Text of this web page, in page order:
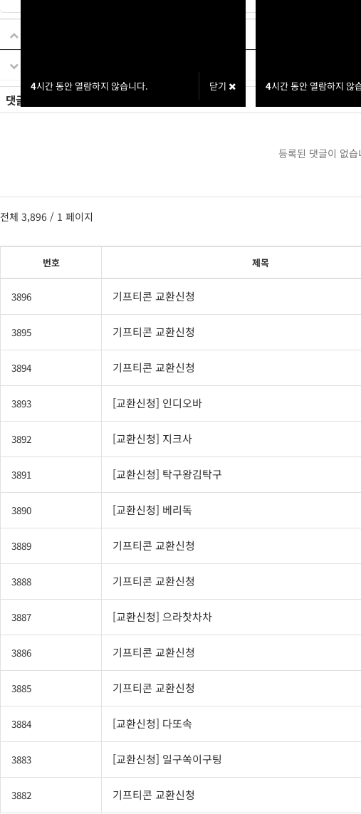
4시간 동안 열람하지 않습니다. 닫기 4시간 동안 열람하지 않
댓글
등록된 댓글이 없습
전체 3,896 / 1 페이지
번호 제목
3896 기프티콘 교환신청
3895 기프티콘 교환신청
3894 기프티콘 교환신청
3893 [교환신청] 인디오바
3892 [교환신청] 지크사
3891 [교환신청] 탁구왕김탁구
3890 [교환신청] 베리독
3889 기프티콘 교환신청
3888 기프티콘 교환신청
3887 [교환신청] 으라찻차차
3886 기프티콘 교환신청
3885 기프티콘 교환신청
3884 [교환신청] 다또속
3883 [교환신청] 일구쏙이구팅
3882 기프티콘 교환신청